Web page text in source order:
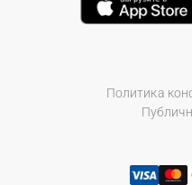
Политика